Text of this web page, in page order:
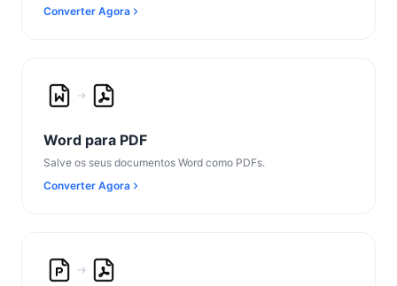
Converter Agora
Word para PDF
Salve os seus documentos Word como PDFs.
Converter Agora